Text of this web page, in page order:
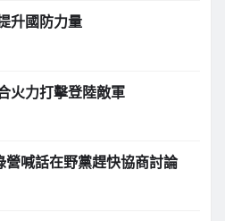
升國防力量
火力打擊登陸敵軍
喊話在野黨趕快協商討論